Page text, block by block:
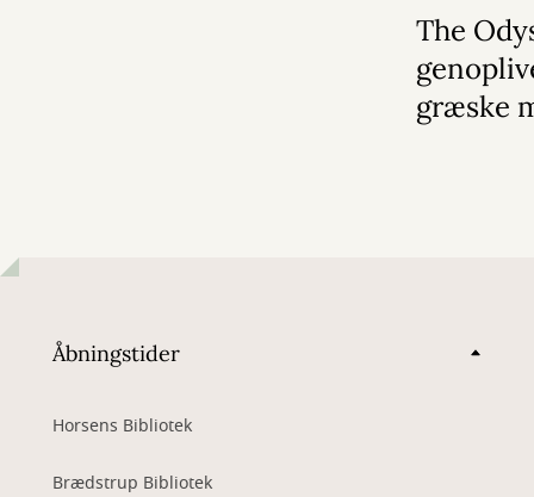
The
græske
Åbningstider
Horsens Bibliotek
Brædstrup Bibliotek